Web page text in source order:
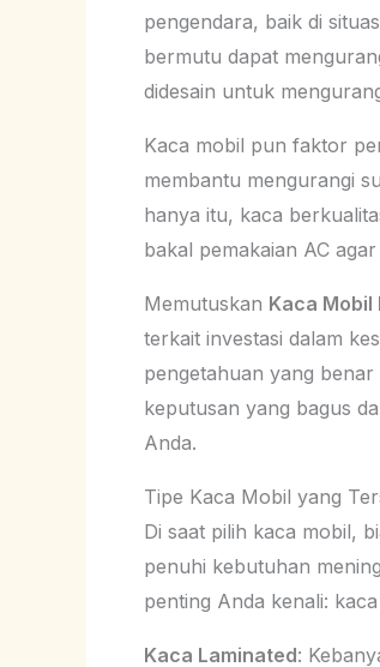
pengendara, baik di
bermutu dapat
didesain untuk
Kaca mobil pun faktor
membantu mengurangi
hanya itu, kaca
bakal pemakaian AC
Memutuskan Kaca Mobil
terkait investasi dalam
pengetahuan yang
keputusan yang bagus
Anda.
Tipe Kaca Mobil yang
Di saat pilih kaca mobil,
penuhi kebutuhan
penting Anda kenali:
Kaca Laminated: